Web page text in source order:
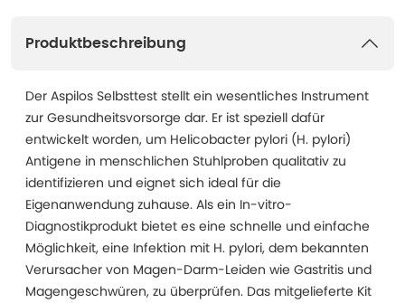
Produktbeschreibung
Der Aspilos Selbsttest stellt ein wesentliches Instrument
zur Gesundheitsvorsorge dar. Er ist speziell dafür
entwickelt worden, um Helicobacter pylori (H. pylori)
Antigene in menschlichen Stuhlproben qualitativ zu
identifizieren und eignet sich ideal für die
Eigenanwendung zuhause. Als ein In-vitro-
Diagnostikprodukt bietet es eine schnelle und einfache
Möglichkeit, eine Infektion mit H. pylori, dem bekannten
Verursacher von Magen-Darm-Leiden wie Gastritis und
Magengeschwüren, zu überprüfen. Das mitgelieferte Kit